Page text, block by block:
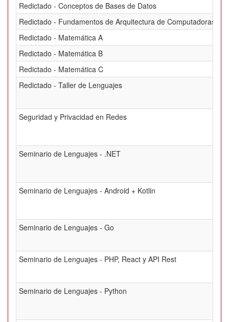
Redictado - Conceptos de Bases de Datos
Redictado - Fundamentos de Arquitectura de Computadoras
Redictado - Matemática A
Redictado - Matemática B
Redictado - Matemática C
Redictado - Taller de Lenguajes
Seguridad y Privacidad en Redes
Seminario de Lenguajes - .NET
Seminario de Lenguajes - Android + Kotlin
Seminario de Lenguajes - Go
Seminario de Lenguajes - PHP, React y API Rest
Seminario de Lenguajes - Python